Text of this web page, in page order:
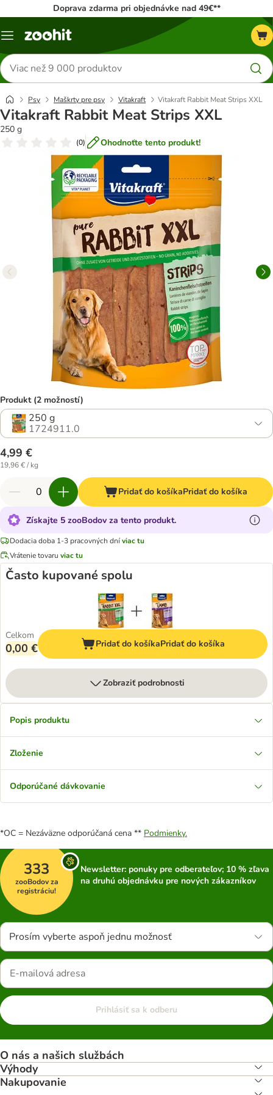
Doprava zdarma pri objednávke nad 49€**
Kategórie
Hľadať
produkty
Psy Maškrty pre psy Vitakraft Vitakraft Rabbit Meat Strips XXL
Vitakraft Rabbit Meat Strips XXL
250 g
(0) Ohodnoťte tento produkt!
Produkt (2 možností)
250 g
1724911.0
4,99 €
19,96 € / kg
Pridať do košíkaPridať do košíka
Získajte 5 zooBodov za tento produkt.
Dodacia doba 1-3 pracovných dníviac tu
Vrátenie tovaru viac tu
Často kupované spolu
Celkom
0,00 € Pridať do košíkaPridať do košíka
Zobraziť podrobnosti
Popis produktu
Zloženie
Odporúčané dávkovanie
*OC = Nezáväzne odporúčaná cena ** Podmienky.
333
zooBodov za
registráciu!
Newsletter: ponuky pre odberateľov; 10 % zľava
na druhú objednávku pre nových zákazníkov
Prosím vyberte aspoň jednu možnosť
Prihlásiť sa k odberu
O nás a našich službách
Výhody
Nakupovanie